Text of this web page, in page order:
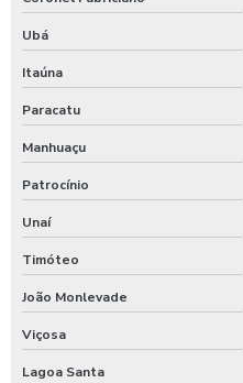
Maquina de higienização de
Máquina de jogar produtos
Máquina de jogar produtos
Máquina de jogar sabão
Maquina de jogar sabao para carros
Maquina de lavar caminhão de
Máquina de lavar caminhão três
Ubá
Itaúna
Paracatu
Manhuaçu
Patrocínio
Unaí
Timóteo
João Monlevade
Viçosa
Lagoa Santa